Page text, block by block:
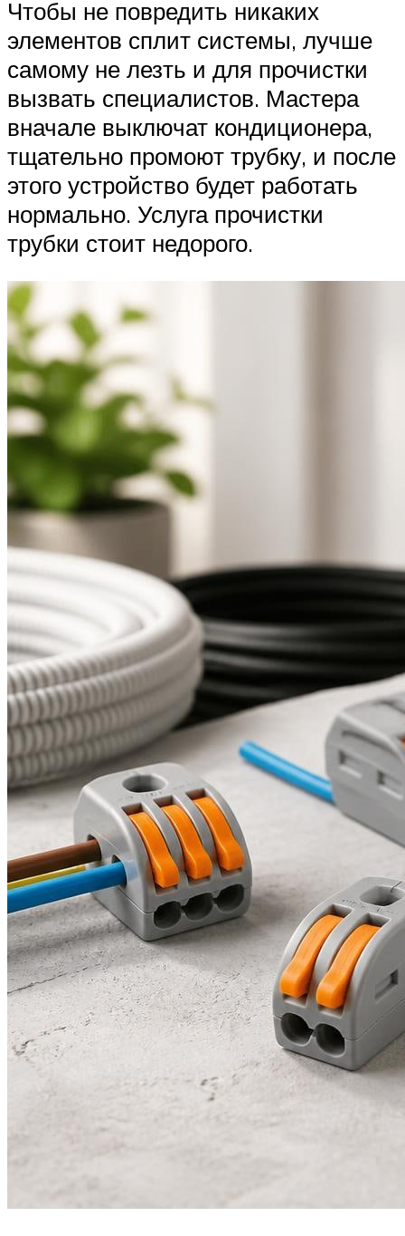
Чтобы не повредить никаких
элементов сплит системы, лучше
самому не лезть и для прочистки
вызвать специалистов. Мастера
вначале выключат кондиционера,
тщательно промоют трубку, и после
этого устройство будет работать
нормально. Услуга прочистки
трубки стоит недорого.